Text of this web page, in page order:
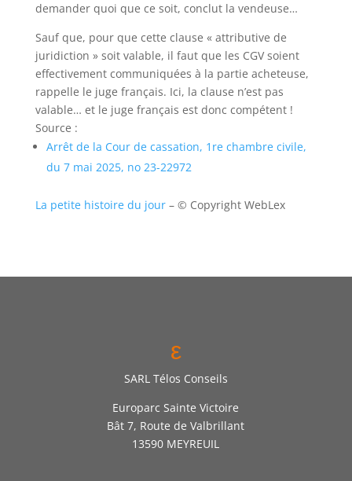
demander quoi que ce soit, conclut la vendeuse…
Sauf que, pour que cette clause « attributive de
juridiction » soit valable, il faut que les CGV soient
effectivement communiquées à la partie acheteuse,
rappelle le juge français. Ici, la clause n’est pas
valable… et le juge français est donc compétent !
Source :
Arrêt de la Cour de cassation, 1re chambre civile,
du 7 mai 2025, no 23-22972
La petite histoire du jour– © Copyright WebLex
ε
SARL Télos Conseils
Europarc Sainte Victoire
Bât 7, Route de Valbrillant
13590 MEYREUIL